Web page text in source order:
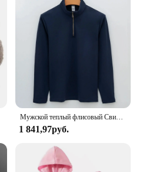
Мужской теплый флисовый Свитшот Lulu стильная футболка поло с длинным рукавом, высокая эластичность, на молнии, для повседневного использования
1 841,97руб.